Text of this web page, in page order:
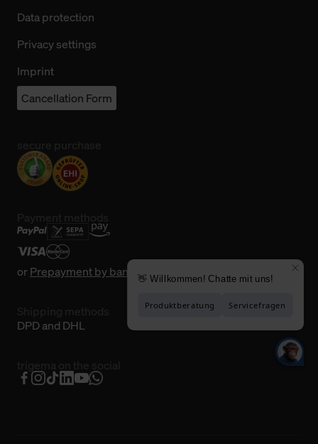
Data protection
Privacy settings
Imprint
Cancellation Form
orPrepayment by bank transfer
DPD and DHL